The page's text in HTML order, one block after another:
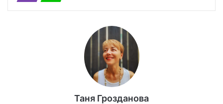
Таня Грозданова